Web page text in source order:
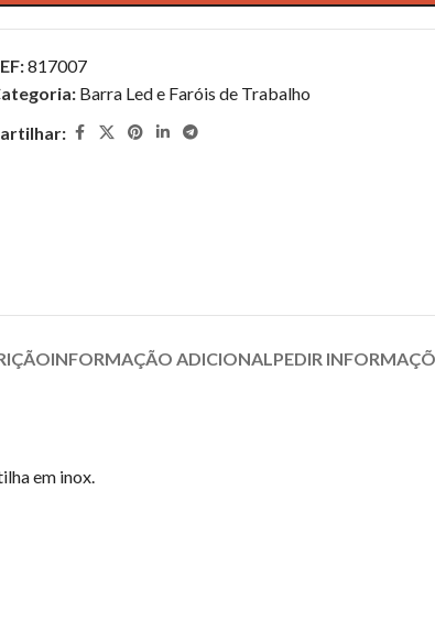
817007
Barra Led e Faróis de Trabalho
INFORMAÇÃO ADICIONALPEDIR
em inox.